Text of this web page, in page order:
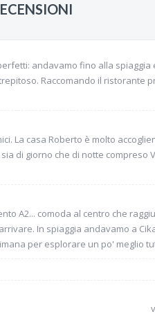
andavamo fino alla
Raccomando il ristorante
La casa Roberto è molto
di giorno che di notte compreso
A2... comoda al centro che
In spiaggia andavamo a
per esplorare un po' meglio